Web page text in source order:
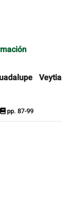
Veytia
pp. 87-99